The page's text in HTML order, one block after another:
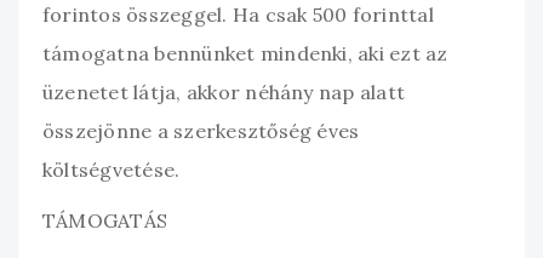
forintos összeggel. Ha csak 500 forinttal
támogatna bennünket mindenki, aki ezt az
üzenetet látja, akkor néhány nap alatt
összejönne a szerkesztőség éves
költségvetése.
TÁMOGATÁS